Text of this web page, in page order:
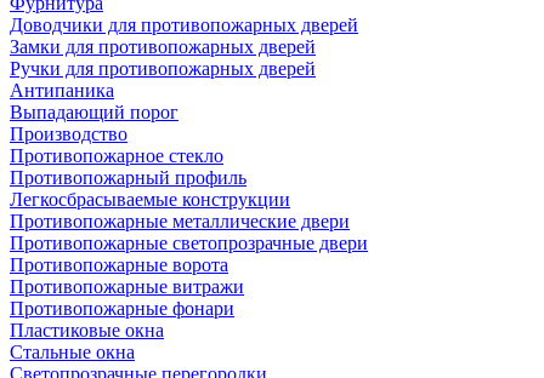
Доводчики для противопожарных дверей
Замки для противопожарных дверей
Ручки для противопожарных дверей
Антипаника
Выпадающий порог
Производство
Противопожарное стекло
Противопожарный профиль
Легкосбрасываемые конструкции
Противопожарные металлические двери
Противопожарные светопрозрачные двери
Противопожарные ворота
Противопожарные витражи
Противопожарные фонари
Пластиковые окна
Стальные окна
Светопрозрачные перегородки